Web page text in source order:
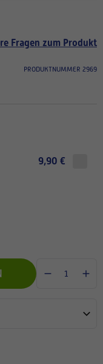
Fragen zum Produkt
PRODUKTNUMMER 2969
9,90 €